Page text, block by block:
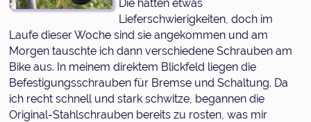
Die hatten etwas
Lieferschwierigkeiten, doch im
Laufe dieser Woche sind sie angekommen und am
Morgen tauschte ich dann verschiedene Schrauben am
Bike aus. In meinem direktem Blickfeld liegen die
Befestigungsschrauben für Bremse und Schaltung. Da
ich recht schnell und stark schwitze, begannen die
Original-Stahlschrauben bereits zu rosten, was mir